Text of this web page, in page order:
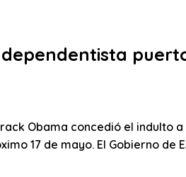
Obama concedió el indulto
17 de mayo. El Gobierno de